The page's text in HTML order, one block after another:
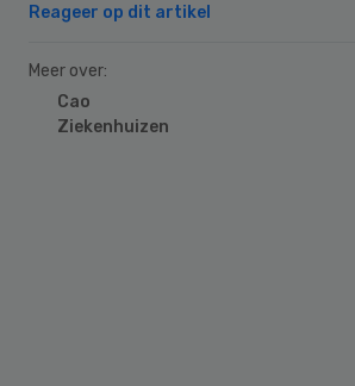
Reageer op dit artikel
Meer over:
Cao
Ziekenhuizen